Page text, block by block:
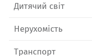
Дитячий світ
Нерухомість
Транспорт